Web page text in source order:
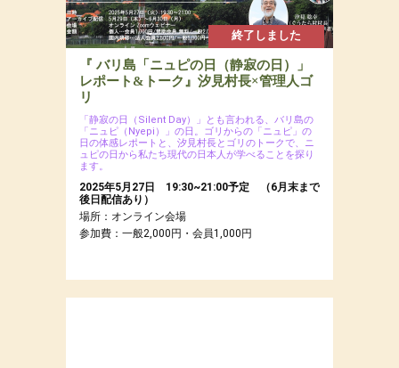
終了しました
『 バリ島「ニュピの日（静寂の日）」
レポート&トーク』汐見村長×管理人ゴ
リ
「静寂の日（Silent Day）」とも言われる、バリ島の
「ニュピ（Nyepi）」の日。ゴリからの「ニュピ」の
日の体感レポートと、汐見村長とゴリのトークで、ニ
ュピの日から私たち現代の日本人が学べることを探り
ます。
2025年5月27日 19:30~21:00予定 （6月末まで
後日配信あり）
場所：オンライン会場
参加費：一般2,000円・会員1,000円